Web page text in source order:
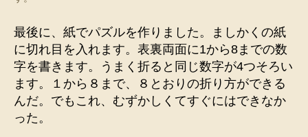
最後に、紙でパズルを作りました。ましかくの紙
に切れ目を入れます。表裏両面に1から8までの数
字を書きます。うまく折ると同じ数字が4つそろい
ます。１から８まで、８とおりの折り方ができる
んだ。でもこれ、むずかしくてすぐにはできなか
った。